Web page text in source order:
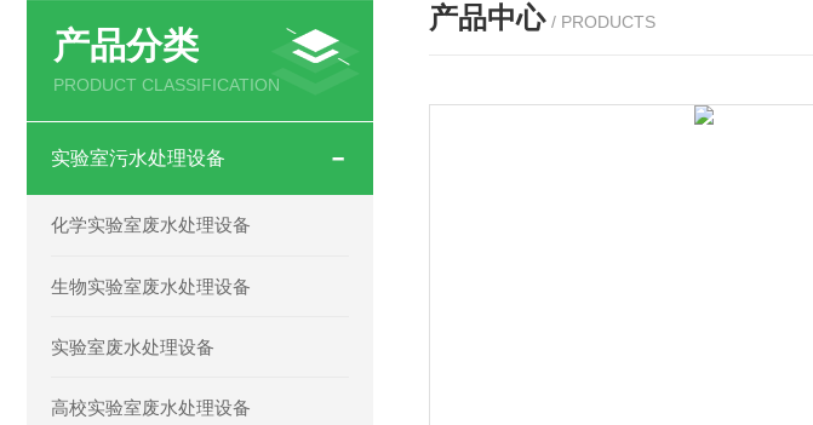
产品分类
PRODUCT CLASSIFICATION
实验室污水处理设备
化学实验室废水处理设备
生物实验室废水处理设备
实验室废水处理设备
高校实验室废水处理设备
产品中心 / PRODUCTS